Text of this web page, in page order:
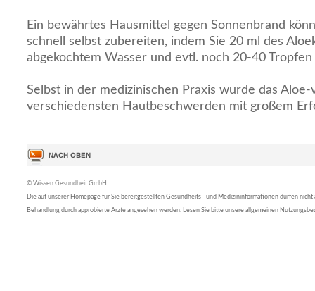
Ein bewährtes Hausmittel gegen Sonnenbrand
schnell selbst zubereiten, indem Sie 20 ml des
abgekochtem Wasser und evtl. noch 20-40
Selbst in der medizinischen Praxis wurde das Aloe-
verschiedensten Hautbeschwerden mit großem
© Wissen Gesundheit GmbH
Die auf unserer Homepage für Sie bereitgestellten Gesundheits– und Medizininformationen dürfen nicht
Behandlung durch approbierte Ärzte angesehen werden. Lesen Sie bitte unsere allgemeinen